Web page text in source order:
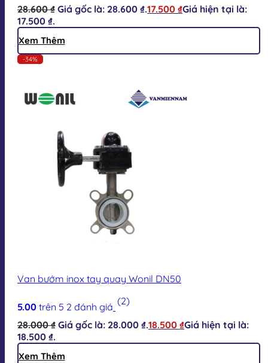
28.600₫ Giá gốc là: 28.600 ₫.17.500 ₫Giá hiện tại là:
17.500 ₫.
Xem Thêm
-34%
Van bướm inox tay quay Wonil DN50
5.00 trên 5 2 đánh giá (2)
28.000₫ Giá gốc là: 28.000 ₫.18.500 ₫Giá hiện tại là:
18.500 ₫.
Xem Thêm